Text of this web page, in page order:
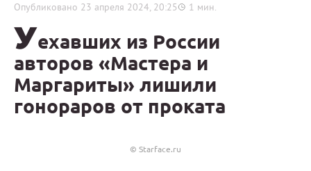
Опубликовано 23 апреля 2024, 20:25 1 мин.
Уехавших из России
авторов «Мастера и
Маргариты» лишили
гонораров от проката
© Starface.ru